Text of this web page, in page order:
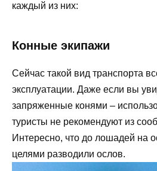
каждый из них:
Конные экипажи
Сейчас такой вид транспорта
эксплуатации. Даже если вы
запряженные конями –
туристы не рекомендуют из
Интересно, что до лошадей на
целями разводили ослов.